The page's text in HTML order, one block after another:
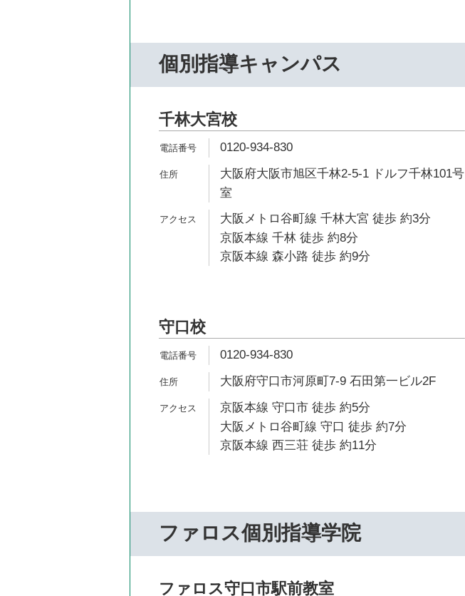
個別指導キャンパス
千林大宮校
0120-934-830
大阪府大阪市旭区千林2-5-1 ドルフ千林101号
室
大阪メトロ谷町線 千林大宮 徒歩 約3分
京阪本線 千林 徒歩 約8分
京阪本線 森小路 徒歩 約9分
守口校
0120-934-830
大阪府守口市河原町7-9 石田第一ビル2F
京阪本線 守口市 徒歩 約5分
大阪メトロ谷町線 守口 徒歩 約7分
京阪本線 西三荘 徒歩 約11分
ファロス個別指導学院
ファロス守口市駅前教室